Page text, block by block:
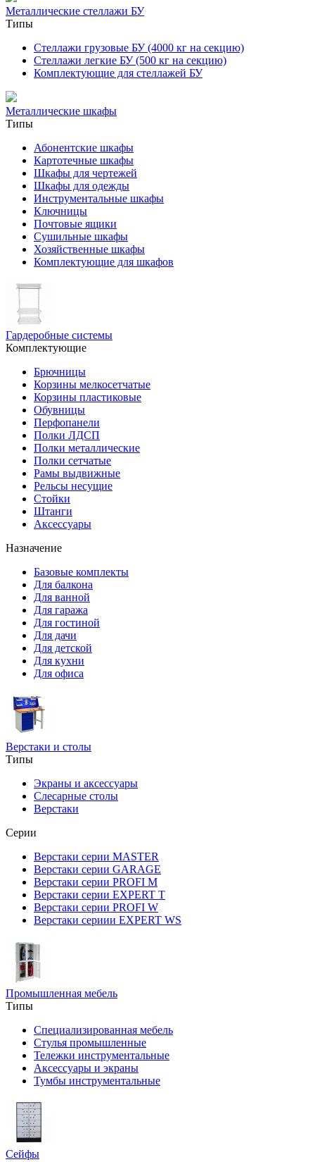
Металлические стеллажи БУ
Типы
Стеллажи грузовые БУ (4000 кг на секцию)
Стеллажи легкие БУ (500 кг на секцию)
Комплектующие для стеллажей БУ
Металлические шкафы
Типы
Абонентские шкафы
Картотечные шкафы
Шкафы для чертежей
Шкафы для одежды
Инструментальные шкафы
Ключницы
Почтовые ящики
Сушильные шкафы
Хозяйственные шкафы
Комплектующие для шкафов
Гардеробные системы
Комплектующие
Брючницы
Корзины мелкосетчатые
Корзины пластиковые
Обувницы
Перфопанели
Полки ЛДСП
Полки металлические
Полки сетчатые
Рамы выдвижные
Рельсы несущие
Стойки
Штанги
Аксессуары
Назначение
Базовые комплекты
Для балкона
Для ванной
Для гаража
Для гостиной
Для дачи
Для детской
Для кухни
Для офиса
Верстаки и столы
Типы
Экраны и аксессуары
Слесарные столы
Верстаки
Серии
Верстаки серии MASTER
Верстаки серии GARAGE
Верстаки серии PROFI M
Верстаки серии EXPERT T
Верстаки серии PROFI W
Верстаки сериии EXPERT WS
Промышленная мебель
Типы
Специализированная мебель
Стулья промышленные
Тележки инструментальные
Аксессуары и экраны
Тумбы инструментальные
Сейфы